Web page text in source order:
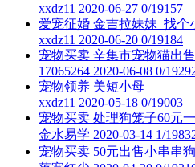
xxdz11 2020-06-27 0/19157
爱宠征婚 金吉拉妹妹 找个
xxdz11 2020-06-20 0/19184
宠物买卖 辛集市宠物猫出售
17065264 2020-06-08 0/
宠物领养 美短小母
xxdz11 2020-05-18 0/19003
宠物买卖 处理狗笼子60元
金水易学 2020-03-14 1/
宠物买卖 50元出售小串串狗